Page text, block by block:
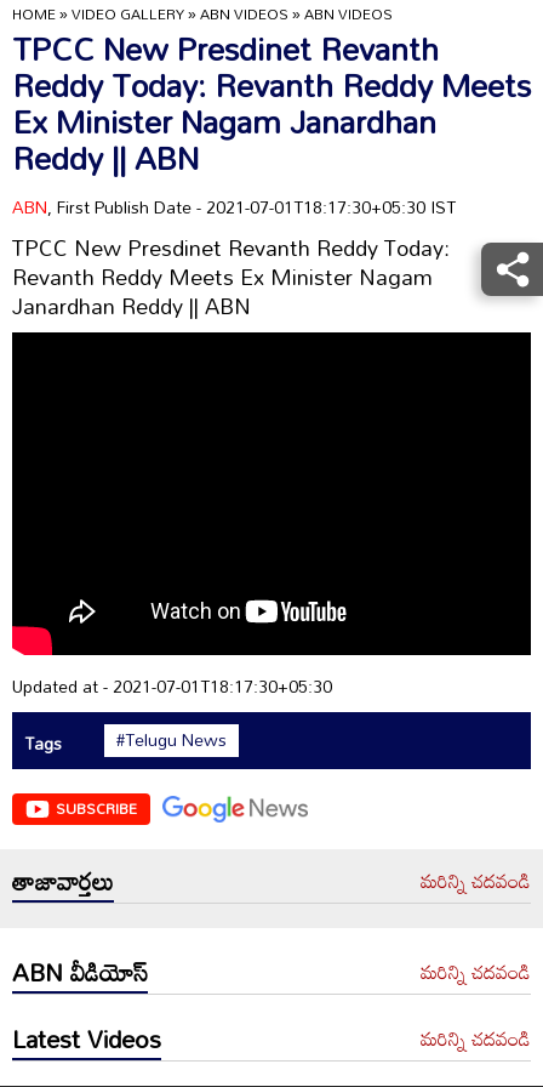
HOME»VIDEO GALLERY»ABN VIDEOS»ABN VIDEOS
TPCC New Presdinet Revanth
Reddy Today: Revanth Reddy Meets
Ex Minister Nagam Janardhan
Reddy || ABN
ABN, First Publish Date - 2021-07-01T18:17:30+05:30 IST
TPCC New Presdinet Revanth Reddy Today:
Revanth Reddy Meets Ex Minister Nagam
Janardhan Reddy || ABN
Updated at - 2021-07-01T18:17:30+05:30
Tags
#Telugu News
SUBSCRIBE
తాజావార్తలు మరిన్ని చదవండి
ABN వీడియోస్ మరిన్ని చదవండి
Latest Videos మరిన్ని చదవండి